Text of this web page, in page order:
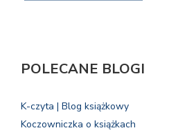
POLECANE BLOGI
K-czyta | Blog książkowy
Koczowniczka o książkach